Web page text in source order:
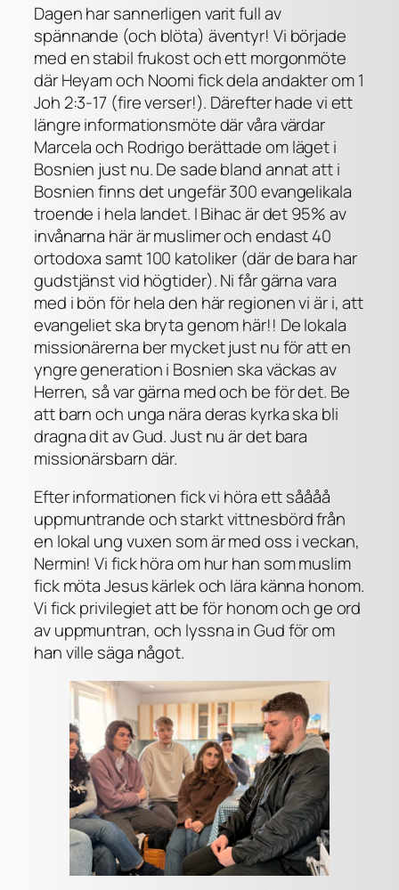
Dagen har sannerligen varit full av
spännande (och blöta) äventyr! Vi började
med en stabil frukost och ett morgonmöte
där Heyam och Noomi fick dela andakter om 1
Joh 2:3-17 (fire verser!). Därefter hade vi ett
längre informationsmöte där våra värdar
Marcela och Rodrigo berättade om läget i
Bosnien just nu. De sade bland annat att i
Bosnien finns det ungefär 300 evangelikala
troende i hela landet. I Bihac är det 95% av
invånarna här är muslimer och endast 40
ortodoxa samt 100 katoliker (där de bara har
gudstjänst vid högtider). Ni får gärna vara
med i bön för hela den här regionen vi är i, att
evangeliet ska bryta genom här!! De lokala
missionärerna ber mycket just nu för att en
yngre generation i Bosnien ska väckas av
Herren, så var gärna med och be för det. Be
att barn och unga nära deras kyrka ska bli
dragna dit av Gud. Just nu är det bara
missionärsbarn där.
Efter informationen fick vi höra ett såååå
uppmuntrande och starkt vittnesbörd från
en lokal ung vuxen som är med oss i veckan,
Nermin! Vi fick höra om hur han som muslim
fick möta Jesus kärlek och lära känna honom.
Vi fick privilegiet att be för honom och ge ord
av uppmuntran, och lyssna in Gud för om
han ville säga något.